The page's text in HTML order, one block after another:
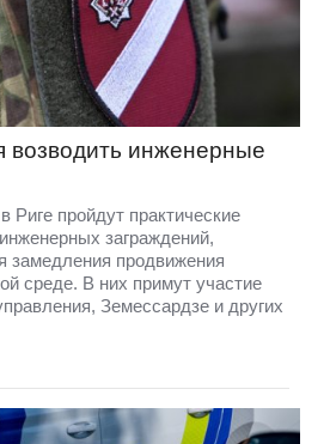
возводить инженерные
Риге пройдут практические
заграждений,
замедления продвижения
среде. В них примут участие
Земессардзе и других